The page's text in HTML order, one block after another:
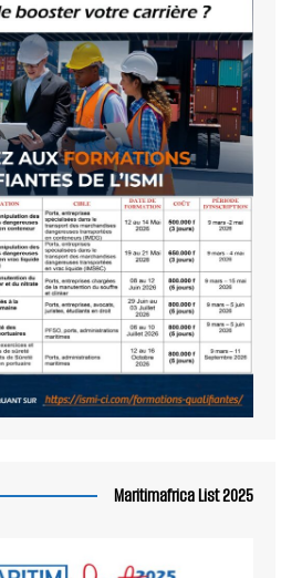
Maritimafrica List 2025